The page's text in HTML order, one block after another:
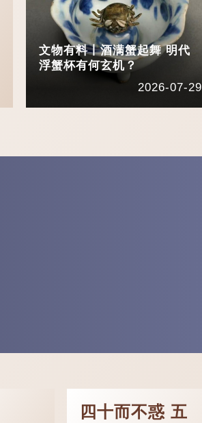
文物有料丨酒满蟹起舞 明代
浮蟹杯有何玄机？
2026-07-29
四十而不惑 五